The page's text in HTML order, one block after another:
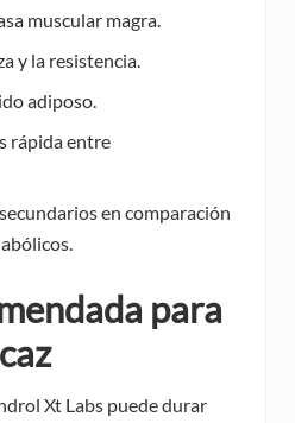
muscular magra.
y la resistencia.
adiposo.
rápida entre
en comparación
para
Xt Labs puede durar